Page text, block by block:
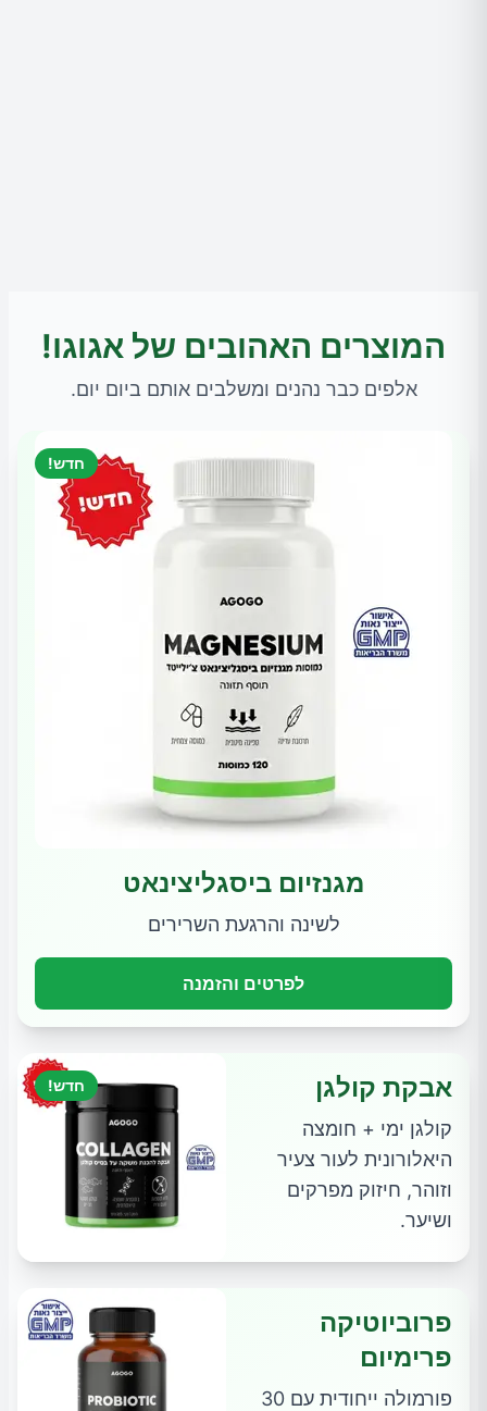
המוצרים האהובים של אגוגו!
אלפים כבר נהנים ומשלבים אותם ביום יום.
חדש!
מגנזיום ביסגליצינאט
לשינה והרגעת השרירים
לפרטים והזמנה
חדש! אבקת קולגן
קולגן ימי + חומצה
היאלורונית לעור צעיר
וזוהר, חיזוק מפרקים
ושיער.
פרוביוטיקה
פרימיום
פורמולה ייחודית עם 30